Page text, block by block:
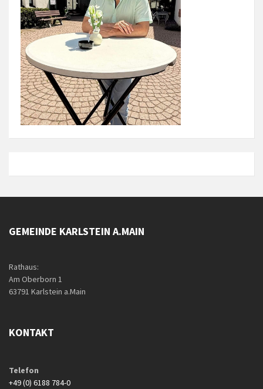
GEMEINDE KARLSTEIN A.MAIN
Rathaus:
Am Oberborn 1
63791 Karlstein a.Main
KONTAKT
Telefon
+49 (0) 6188 784-0